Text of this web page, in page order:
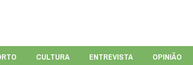
CULTURA ENTREVISTA OPINIÃO